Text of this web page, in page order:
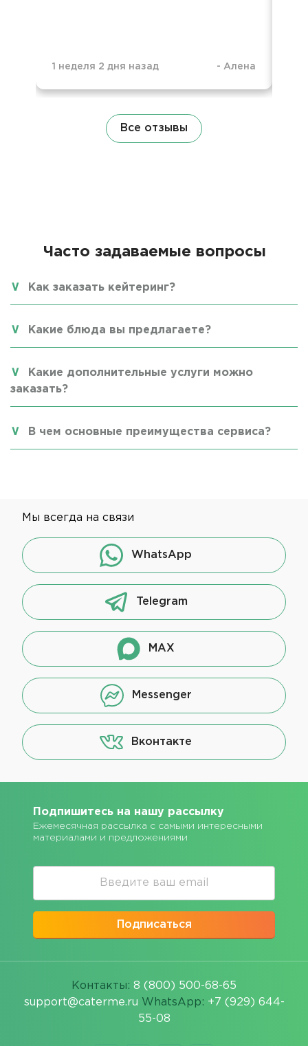
1 неделя 2 дня назад - Алена
Все отзывы
Часто задаваемые вопросы
Как заказать кейтеринг?
Какие блюда вы предлагаете?
Какие дополнительные услуги можно
заказать?
В чем основные преимущества сервиса?
Мы всегда на связи
WhatsApp
Telegram
MAX
Messenger
Вконтакте
Подпишитесь на нашу рассылку
Ежемесячная рассылка с самыми интересными
материалами и предложениями
Подписаться
Контакты: 8 (800) 500-68-65
support@caterme.ru WhatsApp: +7 (929) 644-
55-08